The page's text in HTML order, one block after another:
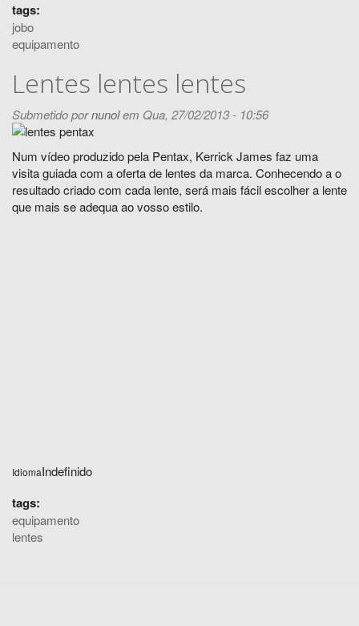
tags:
jobo
equipamento
Lentes lentes lentes
Submetido pornunolem Qua, 27/02/2013 - 10:56
Num vídeo produzido pela Pentax, Kerrick James faz uma
visita guiada com a oferta de lentes da marca. Conhecendo a o
resultado criado com cada lente, será mais fácil escolher a lente
que mais se adequa ao vosso estilo.
IdiomaIndefinido
tags:
equipamento
lentes